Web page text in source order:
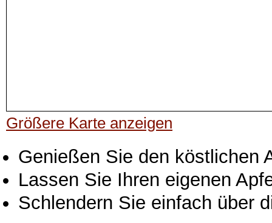
Größere Karte anzeigen
Genießen Sie den köstlichen
Lassen Sie Ihren eigenen
Schlendern Sie einfach über